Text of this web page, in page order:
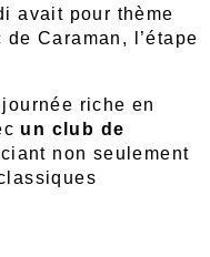
avait pour thème
Caraman, l’étape
riche en
un club de
non seulement